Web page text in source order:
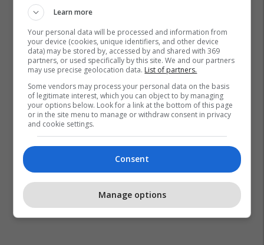
Renea Ervin Hoxha Nikel Marklen Haka
Learn more
Your personal data will be processed and information from
your device (cookies, unique identifiers, and other device
data) may be stored by, accessed by and shared with 369
partners, or used specifically by this site. We and our partners
may use precise geolocation data. List of partners.
Some vendors may process your personal data on the basis
of legitimate interest, which you can object to by managing
your options below. Look for a link at the bottom of this page
or in the site menu to manage or withdraw consent in privacy
and cookie settings.
Consent
Manage options